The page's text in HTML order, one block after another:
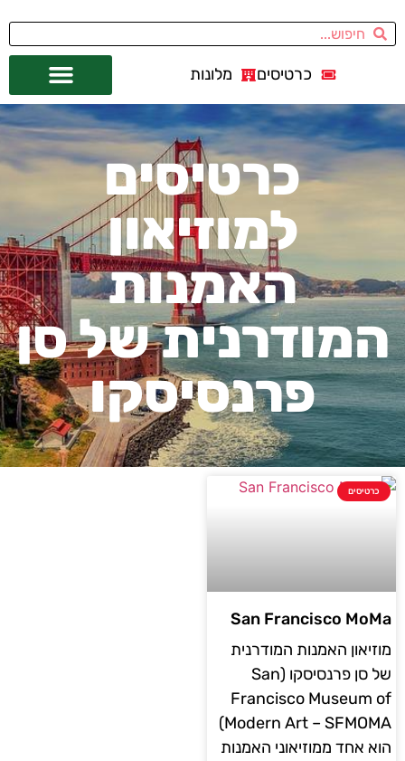
כרטיסים מלונות
כרטיסים
למוזיאון
האמנות
המודרנית של סן
פרנסיסקו
כרטיסים
San Francisco MoMa
מוזיאון האמנות המודרנית
של סן פרנסיסקו (San
Francisco Museum of
Modern Art – SFMOMA)
הוא אחד ממוזיאוני האמנות